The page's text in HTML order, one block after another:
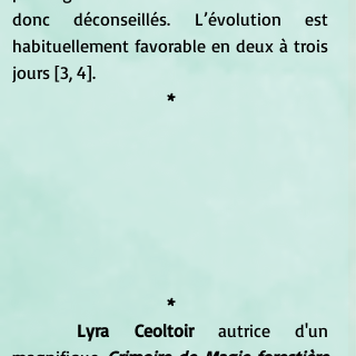
donc déconseillés. L’évolution est
habituellement favorable en deux à trois
jours [3, 4].
*
*
Lyra Ceoltoir autrice d'un